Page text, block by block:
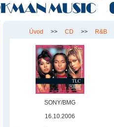
Úvod >> CD >> R&B
SONY/BMG
16.10.2006